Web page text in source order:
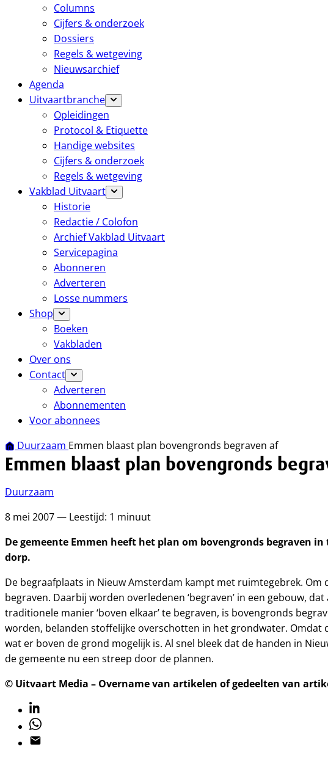
Columns
Cijfers & onderzoek
Dossiers
Regels & wetgeving
Nieuwsarchief
Agenda
Uitvaartbranche
Opleidingen
Protocol & Etiquette
Handige websites
Cijfers & onderzoek
Regels & wetgeving
Vakblad Uitvaart
Historie
Redactie / Colofon
Archief Vakblad Uitvaart
Servicepagina
Abonneren
Adverteren
Losse nummers
Shop
Boeken
Vakbladen
Over ons
Contact
Adverteren
Abonnementen
Voor abonnees
Duurzaam Emmen blaast plan bovengronds begraven af
Emmen blaast plan bovengronds
Duurzaam
8 mei 2007 — Leestijd: 1 minuut
De gemeente Emmen heeft het plan om bovengronds begraven
dorp.
De begraafplaats in Nieuw Amsterdam kampt met ruimtegebrek.
begraven. Daarbij worden overledenen ‘begraven’ in een gebouw,
traditionele manier ‘boven elkaar’ te begraven, is bovengronds
worden, belanden stoffelijke overschotten in het grondwater.
wat er boven de grond mogelijk is. Al snel bleek dat de handen in
de gemeente nu een streep door de plannen.
© Uitvaart Media – Overname van artikelen of gedeelten van
Linkedin
Whatsapp
Email